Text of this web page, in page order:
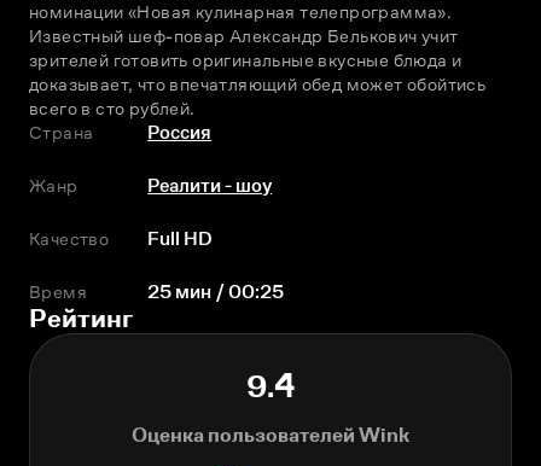
номинации «Новая кулинарная телепрограмма».
Известный шеф-повар Александр Белькович учит
зрителей готовить оригинальные вкусные блюда и
доказывает, что впечатляющий обед может обойтись
всего в сто рублей.
Страна
Россия
Жанр Реалити - шоу
Качество Full HD
Время 25 мин / 00:25
Рейтинг
9.4
Оценка пользователей Wink